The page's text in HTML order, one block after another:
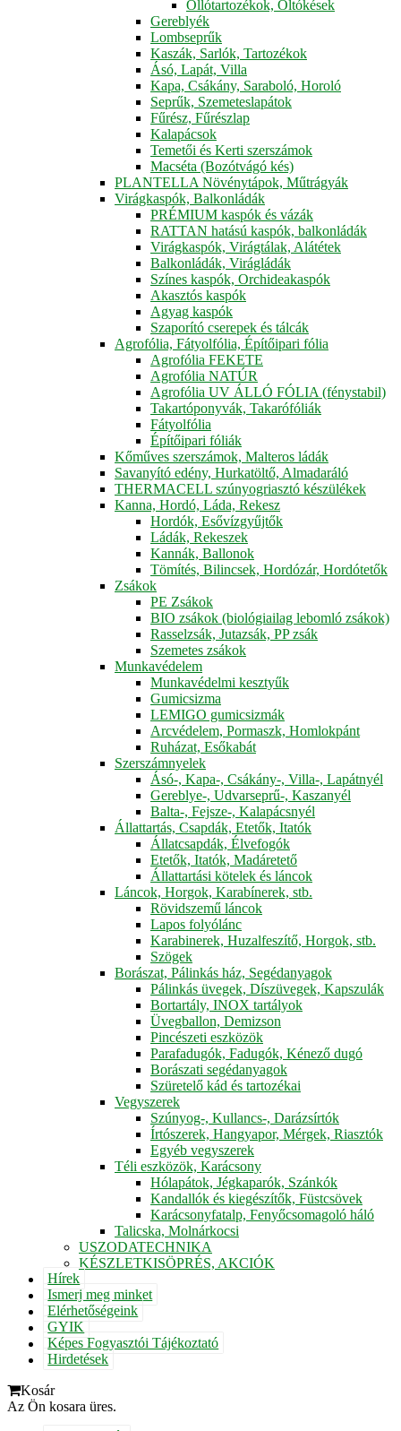
Ollótartozékok, Oltókések
Gereblyék
Lombseprűk
Kaszák, Sarlók, Tartozékok
Ásó, Lapát, Villa
Kapa, Csákány, Saraboló, Horoló
Seprűk, Szemeteslapátok
Fűrész, Fűrészlap
Kalapácsok
Temetői és Kerti szerszámok
Macséta (Bozótvágó kés)
PLANTELLA Növénytápok, Műtrágyák
Virágkaspók, Balkonládák
PRÉMIUM kaspók és vázák
RATTAN hatású kaspók, balkonládák
Virágkaspók, Virágtálak, Alátétek
Balkonládák, Virágládák
Színes kaspók, Orchideakaspók
Akasztós kaspók
Agyag kaspók
Szaporító cserepek és tálcák
Agrofólia, Fátyolfólia, Építőipari fólia
Agrofólia FEKETE
Agrofólia NATÚR
Agrofólia UV ÁLLÓ FÓLIA (fénystabil)
Takartóponyvák, Takarófóliák
Fátyolfólia
Építőipari fóliák
Kőműves szerszámok, Malteros ládák
Savanyító edény, Hurkatöltő, Almadaráló
THERMACELL szúnyogriasztó készülékek
Kanna, Hordó, Láda, Rekesz
Hordók, Esővízgyűjtők
Ládák, Rekeszek
Kannák, Ballonok
Tömítés, Bilincsek, Hordózár, Hordótetők
Zsákok
PE Zsákok
BIO zsákok (biológiailag lebomló zsákok)
Rasselzsák, Jutazsák, PP zsák
Szemetes zsákok
Munkavédelem
Munkavédelmi kesztyűk
Gumicsizma
LEMIGO gumicsizmák
Arcvédelem, Pormaszk, Homlokpánt
Ruházat, Esőkabát
Szerszámnyelek
Ásó-, Kapa-, Csákány-, Villa-, Lapátnyél
Gereblye-, Udvarseprű-, Kaszanyél
Balta-, Fejsze-, Kalapácsnyél
Állattartás, Csapdák, Etetők, Itatók
Állatcsapdák, Élvefogók
Etetők, Itatók, Madáretető
Állattartási kötelek és láncok
Láncok, Horgok, Karabínerek, stb.
Rövidszemű láncok
Lapos folyólánc
Karabinerek, Huzalfeszítő, Horgok, stb.
Szögek
Borászat, Pálinkás ház, Segédanyagok
Pálinkás üvegek, Díszüvegek, Kapszulák
Bortartály, INOX tartályok
Üvegballon, Demizson
Pincészeti eszközök
Parafadugók, Fadugók, Kénező dugó
Borászati segédanyagok
Szüretelő kád és tartozékai
Vegyszerek
Szúnyog-, Kullancs-, Darázsírtók
Írtószerek, Hangyapor, Mérgek, Riasztók
Egyéb vegyszerek
Téli eszközök, Karácsony
Hólapátok, Jégkaparók, Szánkók
Kandallók és kiegészítők, Füstcsövek
Karácsonyfatalp, Fenyőcsomagoló háló
Talicska, Molnárkocsi
USZODATECHNIKA
KÉSZLETKISÖPRÉS, AKCIÓK
Hírek
Ismerj meg minket
Elérhetőségeink
GYIK
Képes Fogyasztói Tájékoztató
Hirdetések
Kosár
Az Ön kosara üres.